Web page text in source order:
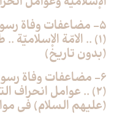
5- مضاعفات وفاة
(1) .. الامّة
(بدون تاريخ)
6- مضاعفات وفاة
(2) .. عوامل انحراف
(عليهم السلام) في